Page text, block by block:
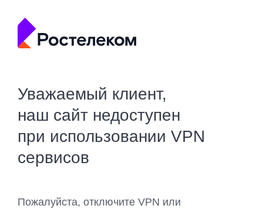
Уважаемый клиент,
наш сайт недоступен
при использовании VPN
сервисов
Пожалуйста, отключите VPN или